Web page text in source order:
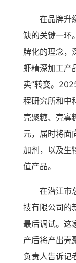
在品牌升
缺的关键一环
牌化的理念，
虾精深加工产
卖”转变。
程研究所和中
壳聚糖、壳寡
元，届时将面
加剂，以及生
值产品。
在潜江市
技有限公司的
最后调试。这
产后将产出壳
负责人告诉记